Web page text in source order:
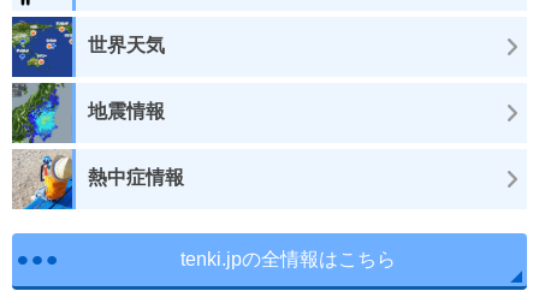
世界天気
地震情報
熱中症情報
tenki.jpの全情報はこちら